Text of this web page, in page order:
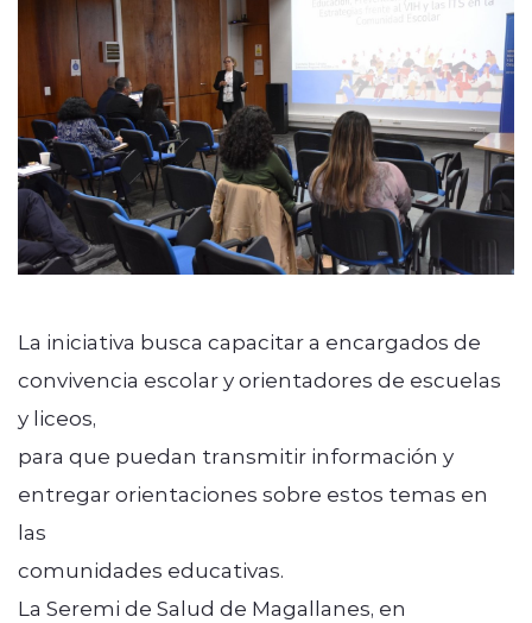
La iniciativa busca capacitar a encargados de
convivencia escolar y orientadores de escuelas
y liceos,
para que puedan transmitir información y
entregar orientaciones sobre estos temas en
las
comunidades educativas.
La Seremi de Salud de Magallanes, en